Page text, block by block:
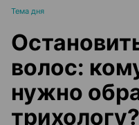
Тема дня
волос:
нужно
трихологу?